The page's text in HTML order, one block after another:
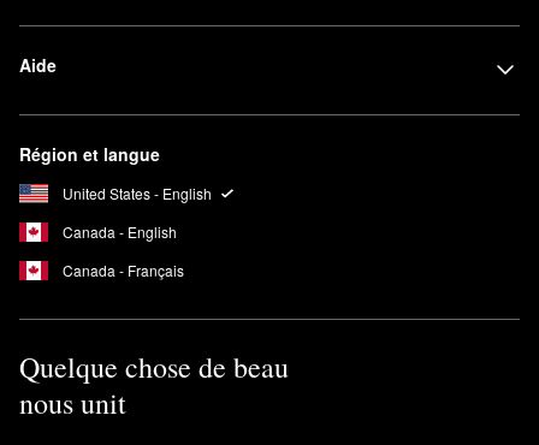
Aide
Région et langue
United States - English
Canada - English
Canada - Français
Quelque chose de beau
nous unit